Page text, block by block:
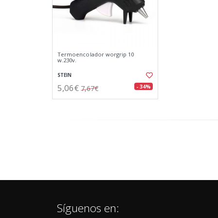
Termoencolador worgrip 10
w.230v.
STEIN
5,06€ 7,67€ - 34%
Síguenos en: